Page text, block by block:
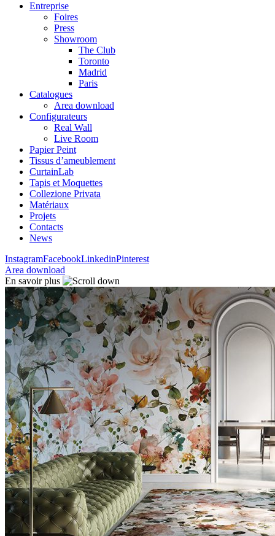
Entreprise
Foires
Press
Showroom
The Club
Toronto
Madrid
Paris
Catalogues
Area download
Configurateurs
Real Wall
Live Room
Papier Peint
Tissus d’ameublement
CurtainLab
Tapis et Moquettes
Collezione Privata
Matériaux
Projets
Contacts
News
InstagramFacebookLinkedinPinterest
Area download
En savoir plus